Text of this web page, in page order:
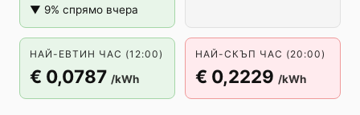
▼ 9% спрямо вчера
НАЙ-ЕВТИН ЧАС (12:00)
€ 0,0787 /kWh
НАЙ-СКЪП ЧАС (20:00)
€ 0,2229 /kWh